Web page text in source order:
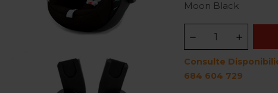
Moon Black
Consulte
684 604 729